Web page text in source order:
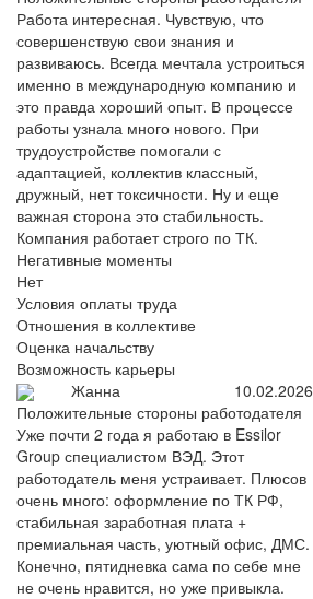
Работа интересная. Чувствую, что
совершенствую свои знания и
развиваюсь. Всегда мечтала устроиться
именно в международную компанию и
это правда хороший опыт. В процессе
работы узнала много нового. При
трудоустройстве помогали с
адаптацией, коллектив классный,
дружный, нет токсичности. Ну и еще
важная сторона это стабильность.
Компания работает строго по ТК.
Негативные моменты
Нет
Условия оплаты труда
Отношения в коллективе
Оценка начальству
Возможность карьеры
Жанна
10.02.2026
Положительные стороны работодателя
Уже почти 2 года я работаю в Essilor
Group специалистом ВЭД. Этот
работодатель меня устраивает. Плюсов
очень много: оформление по ТК РФ,
стабильная заработная плата +
премиальная часть, уютный офис, ДМС.
Конечно, пятидневка сама по себе мне
не очень нравится, но уже привыкла.